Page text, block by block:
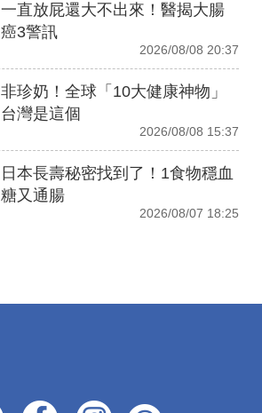
一直放屁還大不出來！醫揭大腸
癌3警訊
2026/08/08 20:37
非珍奶！全球「10大健康神物」
台灣是這個
2026/08/08 15:37
日本長壽秘密找到了！1食物穩血
糖又通腸
2026/08/07 18:25